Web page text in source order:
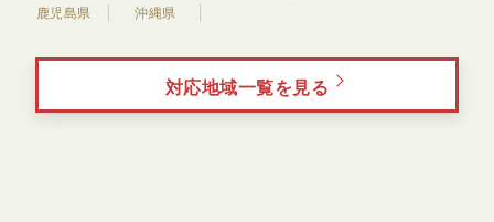
鹿児島県
沖縄県
対応地域一覧を見る